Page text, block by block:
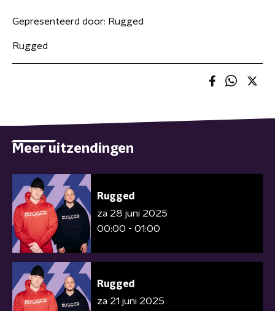
Gepresenteerd door: Rugged
Rugged
Meer uitzendingen
Rugged
za 28 juni 2025
00:00 - 01:00
Rugged
za 21 juni 2025